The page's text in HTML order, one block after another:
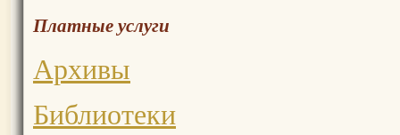
Платные услуги
Архивы
Библиотеки